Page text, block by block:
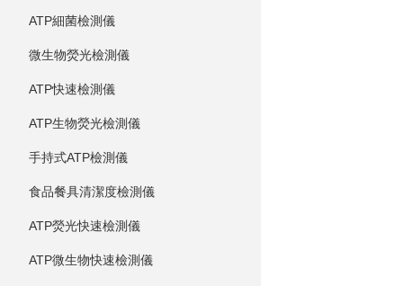
ATP細菌檢測儀
微生物熒光檢測儀
ATP快速檢測儀
ATP生物熒光檢測儀
手持式ATP檢測儀
食品餐具清潔度檢測儀
ATP熒光快速檢測儀
ATP微生物快速檢測儀